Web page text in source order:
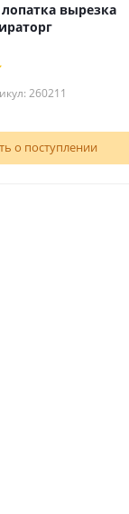
вырезка
260211
о поступлении